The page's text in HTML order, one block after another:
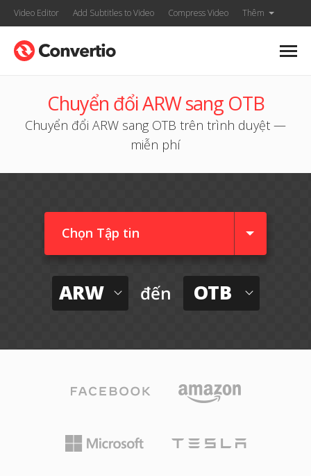
Video Editor Add Subtitles to Video Compress Video Thêm
Chuyển đổi ARW sang OTB
Chuyển đổi ARW sang OTB trên trình duyệt —
miễn phí
Chọn Tập tin
ARW đến OTB